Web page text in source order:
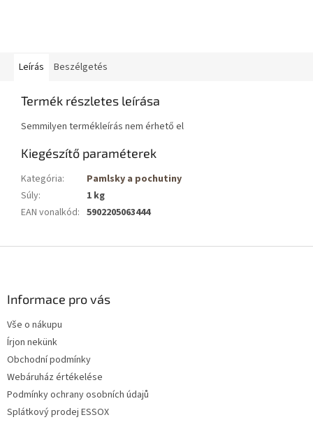
Leírás Beszélgetés
Termék részletes leírása
Semmilyen termékleírás nem érhető el
Kiegészítő paraméterek
Kategória:
Pamlsky a pochutiny
Súly:
1 kg
EAN vonalkód: 5902205063444
Informace pro vás
Vše o nákupu
Írjon nekünk
Obchodní podmínky
Webáruház értékelése
Podmínky ochrany osobních údajů
Splátkový prodej ESSOX